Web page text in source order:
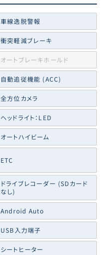
車線逸脱警報
衝突軽減ブレーキ
オートブレーキホールド
自動追従機能 (ACC)
全方位カメラ
ヘッドライト：LED
オートハイビーム
ETC
ドライブレコーダー (SDカード
なし)
Android Auto
USB入力端子
シートヒーター